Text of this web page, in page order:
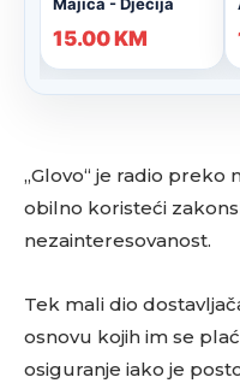
„Glovo“ je radio
obilno koristeći
nezainteresovanost.
Tek mali dio
osnovu kojih im se
osiguranje iako je